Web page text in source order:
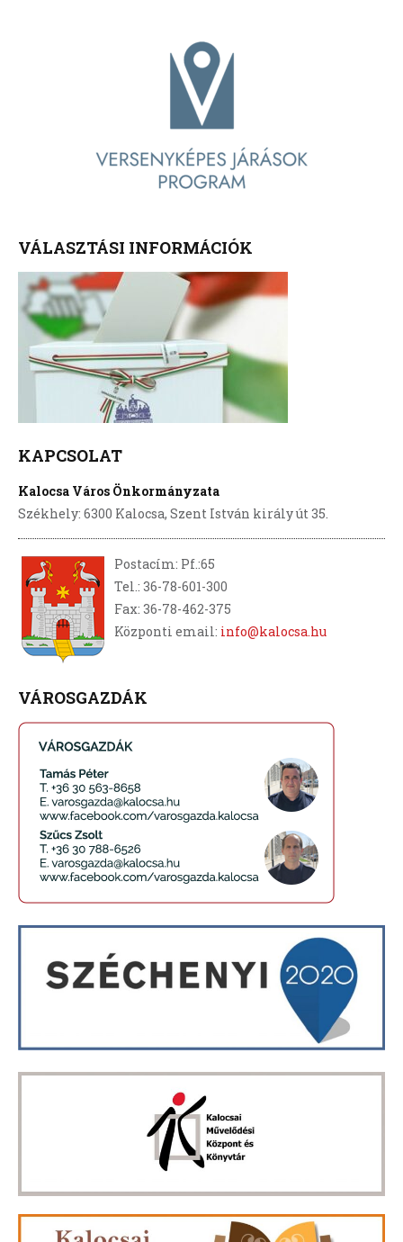
VÁLASZTÁSI INFORMÁCIÓK
KAPCSOLAT
Kalocsa Város Önkormányzata
Székhely: 6300 Kalocsa, Szent István király út 35.
Postacím: Pf.:65
Tel.: 36-78-601-300
Fax: 36-78-462-375
Központi email: info@kalocsa.hu
VÁROSGAZDÁK